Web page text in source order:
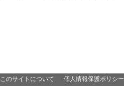
このサイトについて 個人情報保護ポリシー